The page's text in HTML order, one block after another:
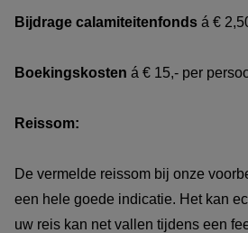
Bijdrage calamiteitenfonds á €
Boekingskosten á € 15,- per
Reissom:
De vermelde reissom bij onze
een hele goede indicatie. Het kan
uw reis kan net vallen tijdens een